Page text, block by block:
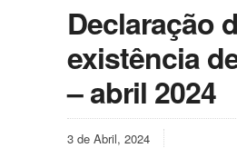
Declaração
existência
– abril 2024
3 de Abril, 2024